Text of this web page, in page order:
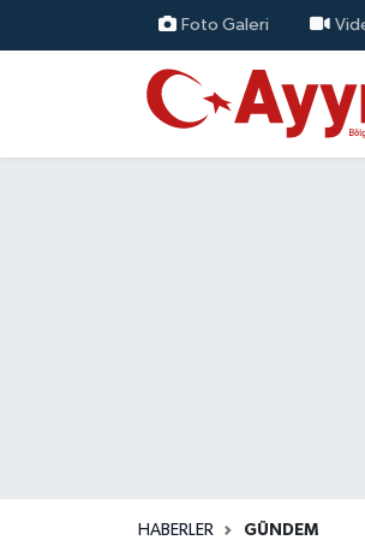
Foto Galeri
HABERLER GÜNDEM